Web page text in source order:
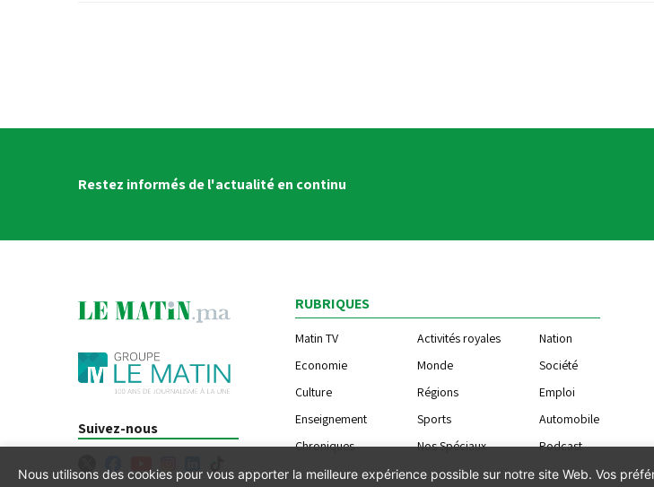
Restez informés de l'actualité en continu
Suivez-nous
RUBRIQUES
Matin TV Activités royales
Nation
Economie
Monde
Société
Culture
Régions
Emploi
Enseignement
Sports
Automobile
Chroniques
Nos Spéciaux Podcast
Nous utilisons des cookies pour vous apporter la meilleure expérience possible sur notre site Web. Vos